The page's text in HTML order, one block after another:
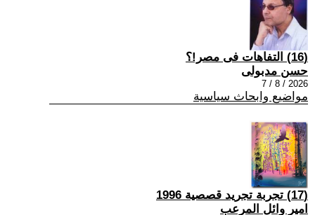
(16) التفاهات فى مصر!؟
حسن مدبولى
2026 / 8 / 7
مواضيع وابحاث سياسية
(17) تجربة تجريد قصصية 1996
امير وائل المرعب